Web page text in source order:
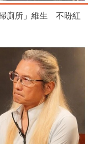
廁所」維生 不盼紅